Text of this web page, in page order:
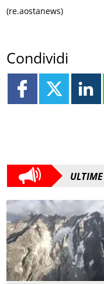
(re.aostanews)
Condividi